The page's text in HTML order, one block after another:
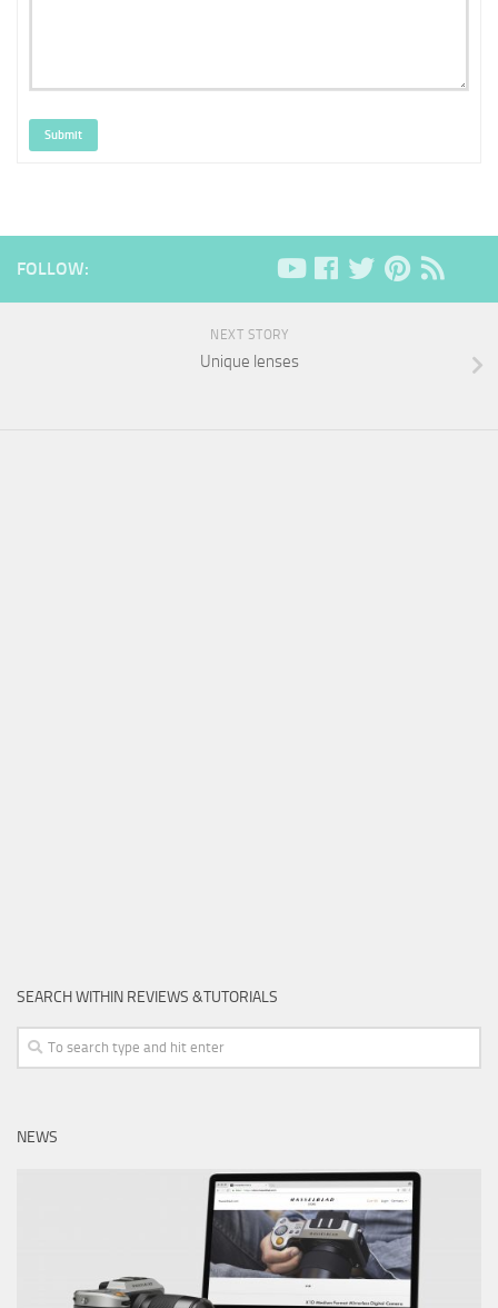
Submit
FOLLOW:
NEXT STORY
Unique lenses
SEARCH WITHIN REVIEWS &TUTORIALS
NEWS